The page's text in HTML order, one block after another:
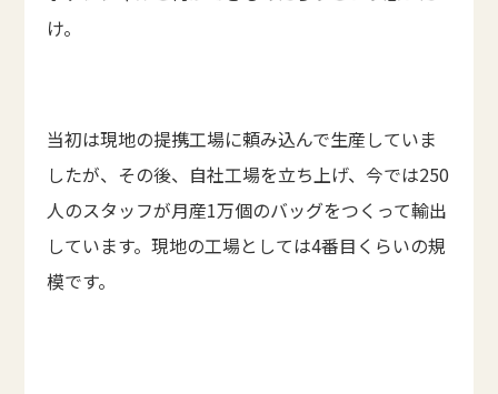
け。
当初は現地の提携工場に頼み込んで生産していま
したが、その後、自社工場を立ち上げ、今では250
人のスタッフが月産1万個のバッグをつくって輸出
しています。現地の工場としては4番目くらいの規
模です。